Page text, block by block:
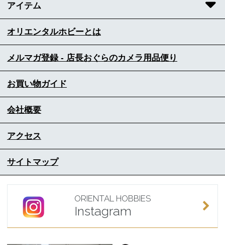
アイテム
オリエンタルホビーとは
メルマガ登録 - 店長おぐらのカメラ用品便り
お買い物ガイド
会社概要
アクセス
サイトマップ
ORIENTAL HOBBIES
Instagram